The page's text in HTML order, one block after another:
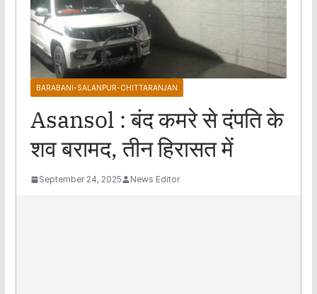
BARABANI-SALANPUR-CHITTARANJAN
Asansol : बंद कमरे से दंपति के
शव बरामद, तीन हिरासत में
September 24, 2025 News Editor